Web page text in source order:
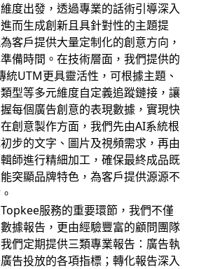
度出發，透過專業的話術引導深入
而生成創新且具針對性的主題提
客戶提供大量定制化的創意方向，
備時間。在技術層面，我們提供的
統UTM更具靈活性，可根據主題、
型等多元維度自定義追蹤鏈接，讓
每個廣告創意的表現數據，實現快
創意製作方面，我們先由AI系統根
步的文字、圖片及視頻需求，再由
師進行精細加工，確保最終成品既
突顯品牌特色，為客戶提供源源不
服務的重要環節，我們不僅
據報告，更由經驗豐富的顧問團隊
們定期提供三類專業報告：廣告執
告投放的各項指標；轉化報告深入